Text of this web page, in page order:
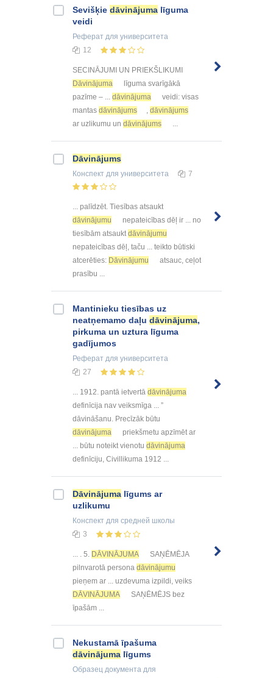
Sevišķie dāvinājuma līguma
veidi
Реферат для университета
12
SECINĀJUMI UN PRIEKŠLIKUMI
Dāvinājuma
līguma svarīgākā
pazīme – ... dāvinājuma
veidi: visas
mantas dāvinājums
dāvinājums
ar uzlikumu un dāvinājums
Dāvinājums
Конспект для университета 7
... palīdzēt. Tiesības atsaukt
dāvinājumu
nepateicības dēļ ir ... no
tiesībām atsauktdāvinājumu
nepateicības dēļ, taču ... teikto būtiski
atcerēties: Dāvinājumu
atsauc, ceļot
prasību ...
Mantinieku tiesības uz
neatņemamo daļu dāvinājuma,
pirkuma un uztura līguma
gadījumos
Реферат для университета
27
... 1912. pantā ietvertā dāvinājuma
definīcija nav veiksmīga ... ”
dāvināšanu. Precīzāk būtu
dāvinājuma
priekšmetu apzīmēt ar
... būtu noteikt vienotu dāvinājuma
definīciju, Civillikuma 1912 ...
Dāvinājuma līgums ar
uzlikumu
Конспект для средней школы
3
... . 5. DĀVINĀJUMA
SAŅĒMĒJA
pilnvarotā persona dāvinājumu
pieņem ar ... uzdevuma izpildi, veiks
DĀVINĀJUMA
SAŅĒMĒJS bez
īpašām ...
Nekustamā īpašuma
dāvinājuma līgums
Образец документа для